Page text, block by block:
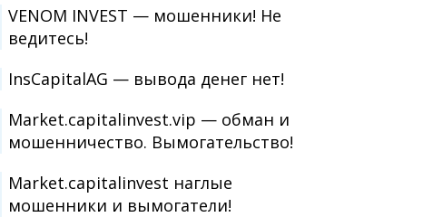
VENOM INVEST — мошенники! Не
ведитесь!
InsCapitalAG — вывода денег нет!
Market.capitalinvest.vip — обман и
мошенничество. Вымогательство!
Market.capitalinvest наглые
мошенники и вымогатели!